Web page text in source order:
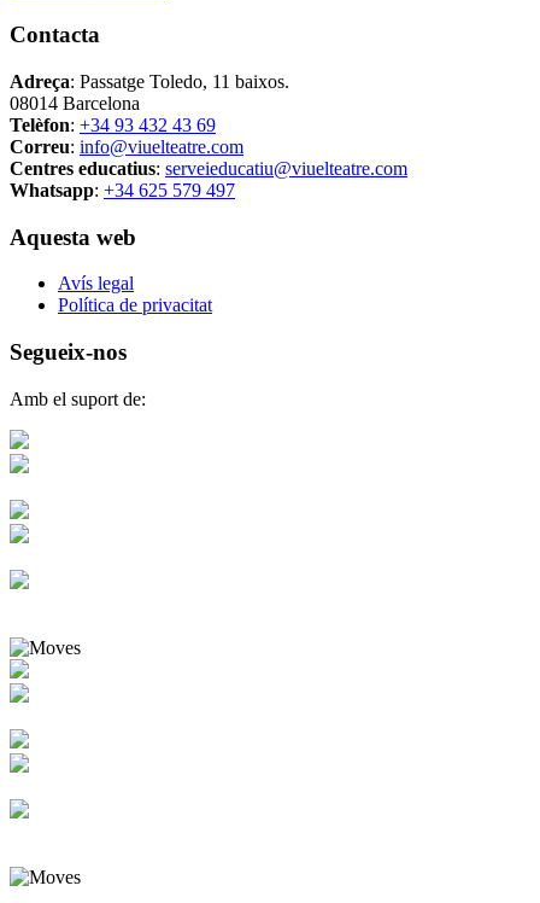
Contacta
Adreça: Passatge Toledo, 11 baixos.
08014 Barcelona
Telèfon: +34 93 432 43 69
Correu: info@viuelteatre.com
Centres educatius: serveieducatiu@viuelteatre.com
Whatsapp: +34 625 579 497
Aquesta web
Avís legal
Política de privacitat
Segueix-nos
Amb el suport de: